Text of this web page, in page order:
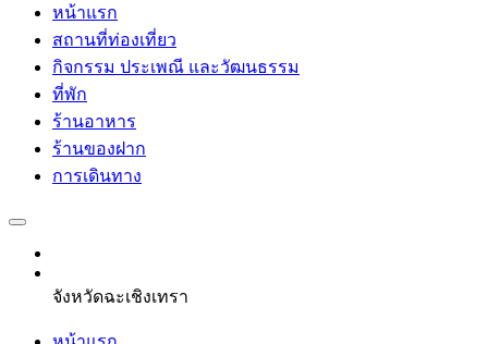
หน้าแรก
สถานที่ท่องเที่ยว
กิจกรรม ประเพณี และวัฒนธรรม
ที่พัก
ร้านอาหาร
ร้านของฝาก
การเดินทาง
จังหวัดฉะเชิงเทรา